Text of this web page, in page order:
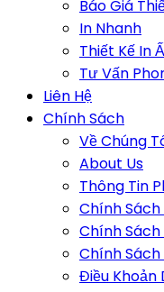
Báo Giá
In Nhanh
Thiết Kế In
Tư Vấn
Liên Hệ
Chính Sách
Về Chúng
About Us
Thông Tin
Chính
Chính
Chính Sách
Điều Khoản